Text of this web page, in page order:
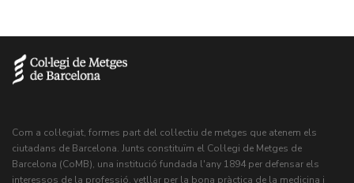
Com a col·legiat, formes part del col·lectiu de metges que atenem els
ciutadans de Barcelona. Junts constituïm el Col·legi de Metges de
Barcelona (CoMB), una institució fundada l'any 1894 per defensar els
interessos de la professió, vetllar per la bona pràctica de la medicina i